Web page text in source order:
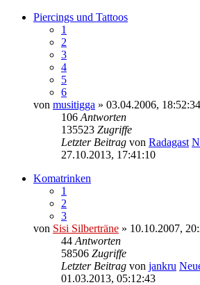
Piercings und Tattoos
1
2
3
4
5
6
von musitigga » 03.04.2006, 18:52:34
106 Antworten
135523 Zugriffe
Letzter Beitrag von Radagast
27.10.2013, 17:41:10
Komatrinken
1
2
3
von Sisi Silberträne » 10.10.2007,
44 Antworten
58506 Zugriffe
Letzter Beitrag von jankru
01.03.2013, 05:12:43